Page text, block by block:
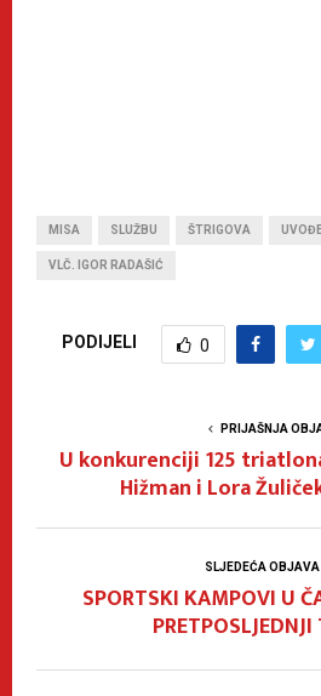
MISA SLUŽBU ŠTRIGOVA
VLČ. IGOR RADAŠIĆ
PODIJELI 0
PRIJAŠNJA
U konkurenciji 125
Hižman i Lora
SLJEDEĆA OBJAVA
SPORTSKI KAMPOVI U